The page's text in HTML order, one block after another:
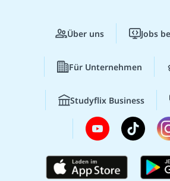
Über uns Jobs
Für Unternehmen
Studyflix Business